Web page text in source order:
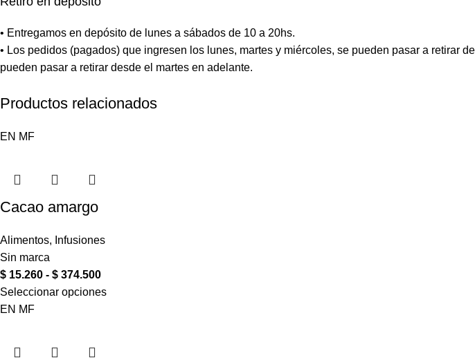
• Entregamos en depósito de lunes a sábados de 10 a 20hs.
• Los pedidos (pagados) que ingresen los lunes, martes y miércoles, se pueden pasar a retirar
pueden pasar a retirar desde el martes en adelante.
Productos relacionados
EN MF
Cacao amargo
Alimentos, Infusiones
Sin marca
$ 15.260 - $ 374.500
Seleccionar opciones
EN MF